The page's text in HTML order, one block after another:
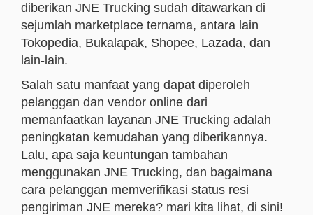
diberikan JNE Trucking sudah ditawarkan di
sejumlah marketplace ternama, antara lain
Tokopedia, Bukalapak, Shopee, Lazada, dan
lain-lain.
Salah satu manfaat yang dapat diperoleh
pelanggan dan vendor online dari
memanfaatkan layanan JNE Trucking adalah
peningkatan kemudahan yang diberikannya.
Lalu, apa saja keuntungan tambahan
menggunakan JNE Trucking, dan bagaimana
cara pelanggan memverifikasi status resi
pengiriman JNE mereka? mari kita lihat, di sini!